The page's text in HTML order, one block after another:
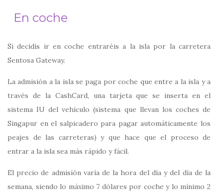
En coche
Si decidís ir en coche entraréis a la isla por la carretera
Sentosa Gateway.
La admisión a la isla se paga por coche que entre a la isla y a
través de la CashCard, una tarjeta que se inserta en el
sistema IU del vehículo (sistema que llevan los coches de
Singapur en el salpicadero para pagar automáticamente los
peajes de las carreteras) y que hace que el proceso de
entrar a la isla sea más rápido y fácil.
El precio de admisión varía de la hora del día y del día de la
semana, siendo lo máximo 7 dólares por coche y lo mínimo 2